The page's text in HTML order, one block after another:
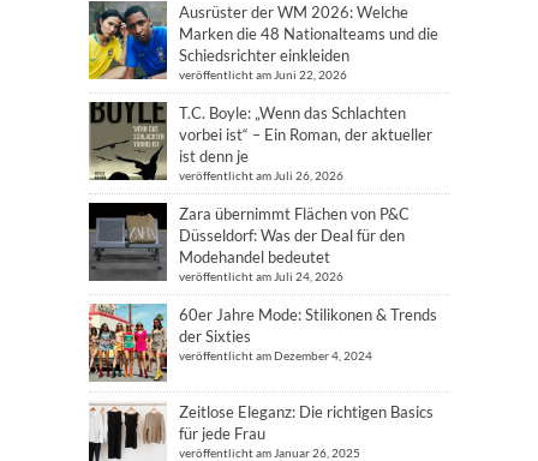
Ausrüster der WM 2026: Welche
Marken die 48 Nationalteams und die
Schiedsrichter einkleiden
veröffentlicht am Juni 22, 2026
T.C. Boyle: „Wenn das Schlachten
vorbei ist“ – Ein Roman, der aktueller
ist denn je
veröffentlicht am Juli 26, 2026
Zara übernimmt Flächen von P&C
Düsseldorf: Was der Deal für den
Modehandel bedeutet
veröffentlicht am Juli 24, 2026
60er Jahre Mode: Stilikonen & Trends
der Sixties
veröffentlicht am Dezember 4, 2024
Zeitlose Eleganz: Die richtigen Basics
für jede Frau
veröffentlicht am Januar 26, 2025